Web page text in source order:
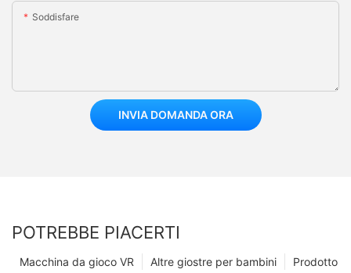
Soddisfare
INVIA DOMANDA ORA
POTREBBE PIACERTI
Prodotto
Altre giostre per bambini
Macchina da gioco VR